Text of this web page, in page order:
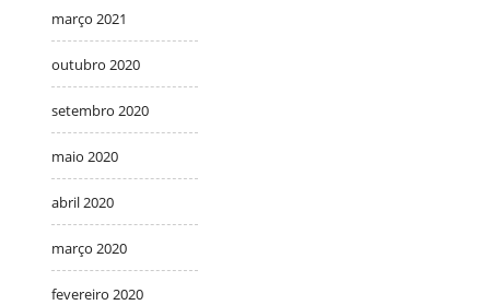
março 2021
outubro 2020
setembro 2020
maio 2020
abril 2020
março 2020
fevereiro 2020